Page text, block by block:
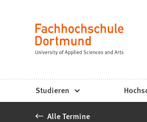
Dortmund
-
Studiengänge,
Bewerbung
Sprache
Studieren
Alle Termine